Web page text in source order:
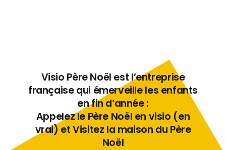
Visio Père Noël est l’entreprise
française qui émerveille les enfants
en fin d’année :
Appelez le Père Noël en visio (en
vrai) et Visitez la maison du Père
Noël